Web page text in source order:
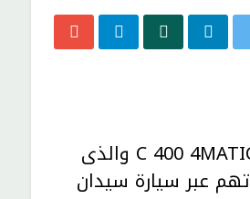
أطلقت مرسيدس-بنز مؤخراً طرازها الكهربائى الجديد بالكامل من فئة C 400 4MATIC والذى
عبر سيارة سيدان